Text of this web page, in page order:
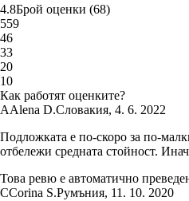
4.8Брой оценки (68)
559
46
33
20
10
Как работят оценките?
AAlena D.Словакия, 4. 6. 2022
Подложката е по-скоро за по-
отбележи средната стойност.
Това ревю е автоматично
CCorina S.Румъния, 11. 10. 2020